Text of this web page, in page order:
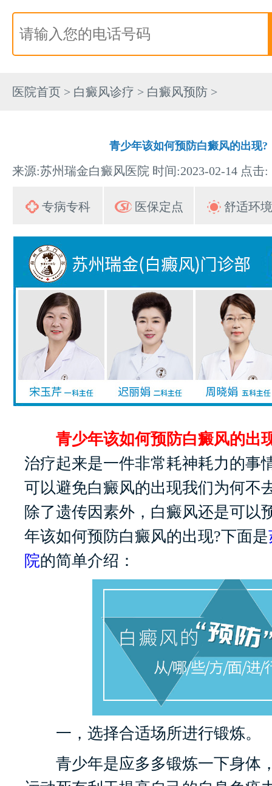
医院首页 > 白癜风诊疗 > 白癜风预防 >
青少年该如何预防白癜风的出现?
来源:苏州瑞金白癜风医院 时间:2023-02-14 点击:
专病专科 医保定点 舒适环境
青少年该如何预防白癜风的出
治疗起来是一件非常耗神耗力的事
可以避免白癜风的出现我们为何不
除了遗传因素外，白癜风还是可以
年该如何预防白癜风的出现?下面是
院的简单介绍：
一，选择合适场所进行锻炼。
青少年是应多多锻炼一下身体